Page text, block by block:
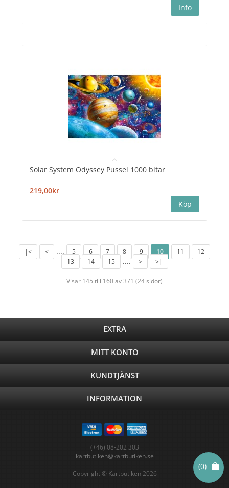
(0)
Solar System Odyssey Pussel 1000 bitar
219,00kr
|< < .... 5 6 7 8 9 10 11
12
13
14 15 .... > >|
Visar 145 till 160 av 371 (24 sidor)
EXTRA
MITT KONTO
KUNDTJÄNST
INFORMATION
(+46) 08-202 303
kartbutiken@kartbutiken.se
Copyright © Kartbutiken 2026